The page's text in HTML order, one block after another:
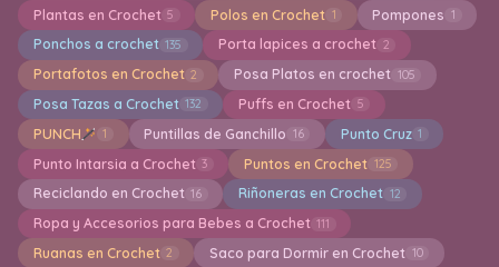
Plantas en Crochet 5 Polos en Crochet 1 Pompones 1
Ponchos a crochet 135 Porta lapices a crochet 2
Portafotos en Crochet 2 Posa Platos en crochet 105
Posa Tazas a Crochet 132 Puffs en Crochet 5
PUNCH 1 Puntillas de Ganchillo 16 Punto Cruz 1
Punto Intarsia a Crochet 3 Puntos en Crochet 125
Reciclando en Crochet 16 Riñoneras en Crochet 12
Ropa y Accesorios para Bebes a Crochet 111
Ruanas en Crochet 2 Saco para Dormir en Crochet 10